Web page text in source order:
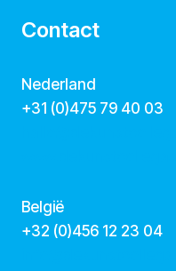
Contact
Nederland
+31 (0)475 79 40 03
België
‭+32 (0)456 12 23 04‬